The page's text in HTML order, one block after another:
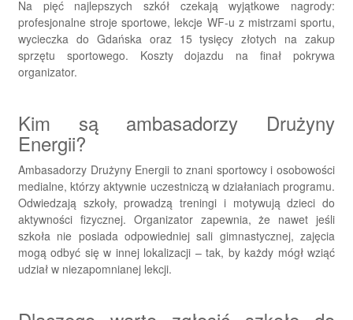
Na pięć najlepszych szkół czekają wyjątkowe nagrody:
profesjonalne stroje sportowe, lekcje WF-u z mistrzami sportu,
wycieczka do Gdańska oraz 15 tysięcy złotych na zakup
sprzętu sportowego. Koszty dojazdu na finał pokrywa
organizator.
Kim są ambasadorzy Drużyny
Energii?
Ambasadorzy Drużyny Energii to znani sportowcy i osobowości
medialne, którzy aktywnie uczestniczą w działaniach programu.
Odwiedzają szkoły, prowadzą treningi i motywują dzieci do
aktywności fizycznej. Organizator zapewnia, że nawet jeśli
szkoła nie posiada odpowiedniej sali gimnastycznej, zajęcia
mogą odbyć się w innej lokalizacji – tak, by każdy mógł wziąć
udział w niezapomnianej lekcji.